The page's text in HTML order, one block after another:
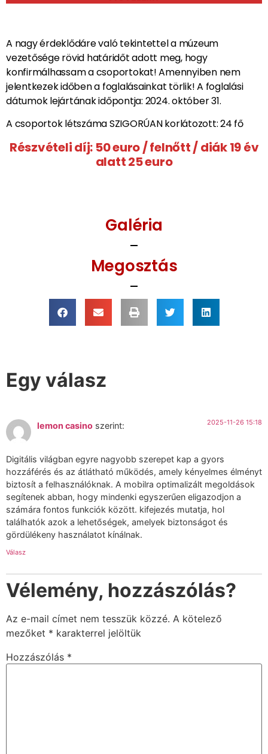
A nagy érdeklődáre való tekintettel a múzeum
vezetősége rövid határidőt adott meg, hogy
konfirmálhassam a csoportokat! Amennyiben nem
jelentkezek időben a foglalásainkat törlik! A foglalási
dátumok lejártának időpontja: 2024. október 31.
A csoportok létszáma SZIGORÚAN korlátozott: 24 fő
Részvételi díj: 50 euro / felnőtt / diák 19 év
alatt 25 euro
Galéria
Megosztás
Egy válasz
lemon casino szerint: 2025-11-26 15:18
Digitális világban egyre nagyobb szerepet kap a gyors
hozzáférés és az átlátható működés, amely kényelmes élményt
biztosít a felhasználóknak. A mobilra optimalizált megoldások
segítenek abban, hogy mindenki egyszerűen eligazodjon a
számára fontos funkciók között. kifejezés mutatja, hol
találhatók azok a lehetőségek, amelyek biztonságot és
gördülékeny használatot kínálnak.
Válasz
Vélemény, hozzászólás?
Az e-mail címet nem tesszük közzé. A kötelező
mezőket * karakterrel jelöltük
Hozzászólás *